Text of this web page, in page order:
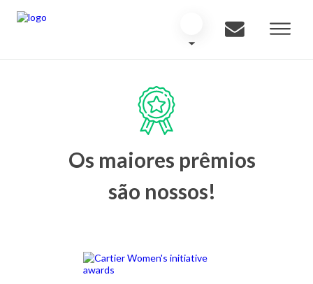
Os maiores prêmios
são nossos!